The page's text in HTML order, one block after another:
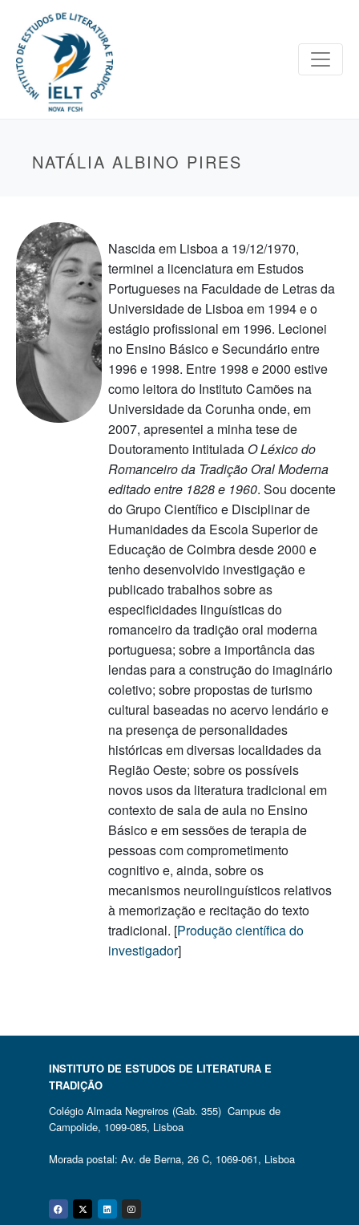
NATÁLIA ALBINO PIRES
Nascida em Lisboa a 19/12/1970,
terminei a licenciatura em Estudos
Portugueses na Faculdade de Letras da
Universidade de Lisboa em 1994 e o
estágio profissional em 1996. Lecionei
no Ensino Básico e Secundário entre
1996 e 1998. Entre 1998 e 2000 estive
como leitora do Instituto Camões na
Universidade da Corunha onde, em
2007, apresentei a minha tese de
Doutoramento intitulada O Léxico do
Romanceiro da Tradição Oral Moderna
editado entre 1828 e 1960. Sou docente
do Grupo Científico e Disciplinar de
Humanidades da Escola Superior de
Educação de Coimbra desde 2000 e
tenho desenvolvido investigação e
publicado trabalhos sobre as
especificidades linguísticas do
romanceiro da tradição oral moderna
portuguesa; sobre a importância das
lendas para a construção do imaginário
coletivo; sobre propostas de turismo
cultural baseadas no acervo lendário e
na presença de personalidades
históricas em diversas localidades da
Região Oeste; sobre os possíveis
novos usos da literatura tradicional em
contexto de sala de aula no Ensino
Básico e em sessões de terapia de
pessoas com comprometimento
cognitivo e, ainda, sobre os
mecanismos neurolinguísticos relativos
à memorização e recitação do texto
tradicional. [Produção científica do
investigador]
INSTITUTO DE ESTUDOS DE LITERATURA E
TRADIÇÃO
Colégio Almada Negreiros (Gab. 355) Campus de
Campolide, 1099-085, Lisboa
Morada postal: Av. de Berna, 26 C, 1069-061, Lisboa
Facebook
Twitter
Linkedin
Instagram